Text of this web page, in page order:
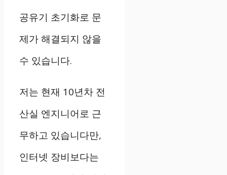
공유기 초기화로 문
제가 해결되지 않을
수 있습니다.
저는 현재 10년차 전
산실 엔지니어로 근
무하고 있습니다만,
인터넷 장비보다는